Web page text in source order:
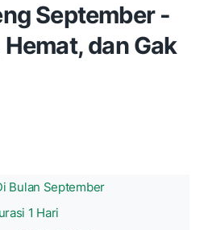
September -
dan Gak
Bulan September
1 Hari